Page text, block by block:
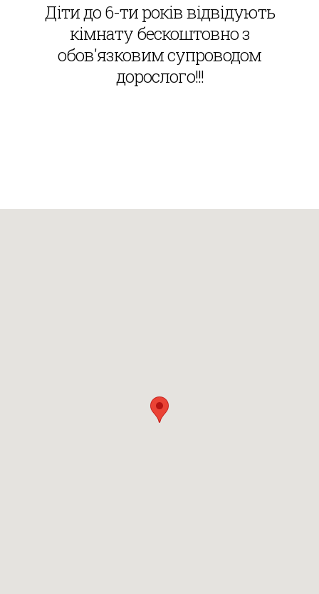
Діти до 6-ти років відвідують
кімнату бескоштовно з
обов'язковим супроводом
дорослого!!!